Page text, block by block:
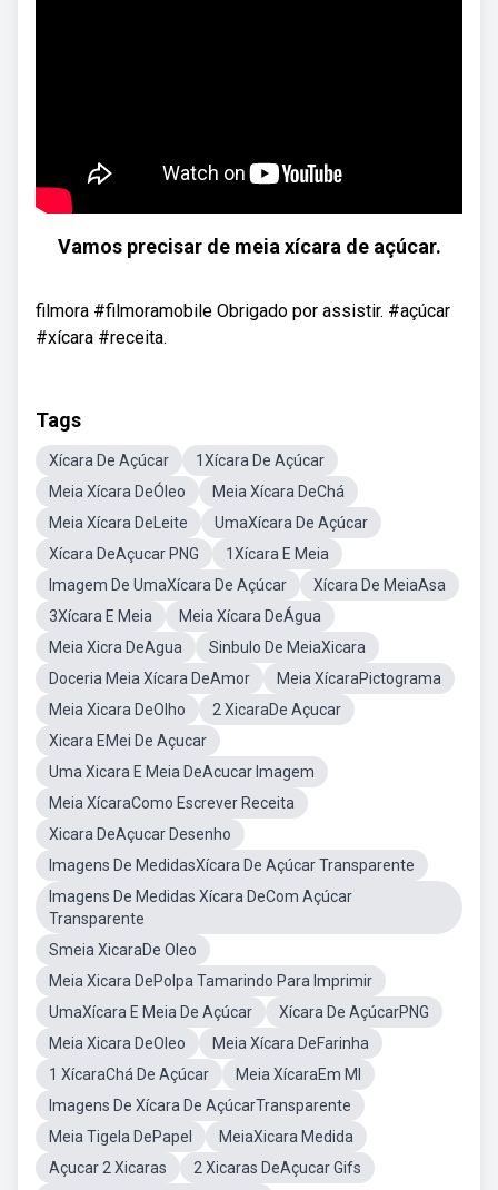
Vamos precisar de meia xícara de açúcar.
filmora #filmoramobile Obrigado por assistir. #açúcar
#xícara #receita.
Tags
Xícara De Açúcar
1Xícara De Açúcar
Meia Xícara DeÓleo
Meia Xícara DeChá
Meia Xícara DeLeite
UmaXícara De Açúcar
Xícara DeAçucar PNG
1Xícara E Meia
Imagem De UmaXícara De Açúcar
Xícara De MeiaAsa
3Xícara E Meia
Meia Xícara DeÁgua
Meia Xicra DeAgua
Sinbulo De MeiaXicara
Doceria Meia Xícara DeAmor
Meia XícaraPictograma
Meia Xicara DeOlho
2 XicaraDe Açucar
Xicara EMei De Açucar
Uma Xicara E Meia DeAcucar Imagem
Meia XícaraComo Escrever Receita
Xicara DeAçucar Desenho
Imagens De MedidasXícara De Açúcar Transparente
Imagens De Medidas Xícara DeCom Açúcar
Transparente
Smeia XicaraDe Oleo
Meia Xicara DePolpa Tamarindo Para Imprimir
UmaXícara E Meia De Açúcar
Xícara De AçúcarPNG
Meia Xicara DeOleo
Meia Xícara DeFarinha
1 XícaraChá De Açúcar
Meia XícaraEm Ml
Imagens De Xícara De AçúcarTransparente
Meia Tigela DePapel
MeiaXicara Medida
Açucar 2 Xicaras
2 Xicaras DeAçucar Gifs